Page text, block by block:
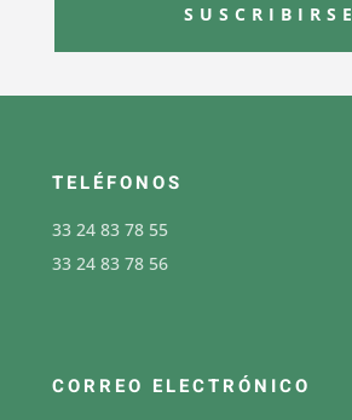
SUSCRIBIRSE
TELÉFONOS
33 24 83 78 55
33 24 83 78 56
CORREO ELECTRÓNICO